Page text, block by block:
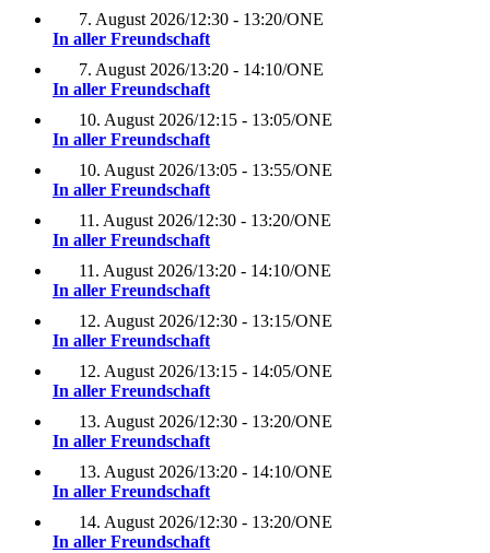
7. August 2026/12:30 - 13:20/ONE
In aller Freundschaft
7. August 2026/13:20 - 14:10/ONE
In aller Freundschaft
10. August 2026/12:15 - 13:05/ONE
In aller Freundschaft
10. August 2026/13:05 - 13:55/ONE
In aller Freundschaft
11. August 2026/12:30 - 13:20/ONE
In aller Freundschaft
11. August 2026/13:20 - 14:10/ONE
In aller Freundschaft
12. August 2026/12:30 - 13:15/ONE
In aller Freundschaft
12. August 2026/13:15 - 14:05/ONE
In aller Freundschaft
13. August 2026/12:30 - 13:20/ONE
In aller Freundschaft
13. August 2026/13:20 - 14:10/ONE
In aller Freundschaft
14. August 2026/12:30 - 13:20/ONE
In aller Freundschaft